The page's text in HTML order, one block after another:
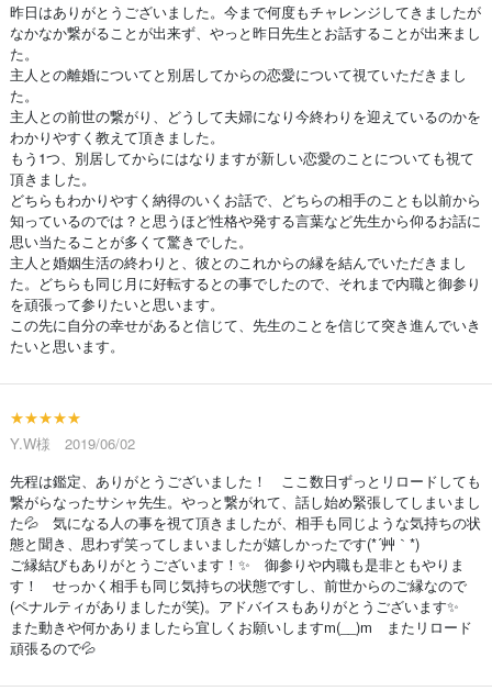
昨日はありがとうございました。今まで何度もチャレンジしてきましたが
なかなか繋がることが出来ず、やっと昨日先生とお話することが出来まし
た。
主人との離婚についてと別居してからの恋愛について視ていただきまし
た。
主人との前世の繋がり、どうして夫婦になり今終わりを迎えているのかを
わかりやすく教えて頂きました。
もう1つ、別居してからにはなりますが新しい恋愛のことについても視て
頂きました。
どちらもわかりやすく納得のいくお話で、どちらの相手のことも以前から
知っているのでは？と思うほど性格や発する言葉など先生から仰るお話に
思い当たることが多くて驚きでした。
主人と婚姻生活の終わりと、彼とのこれからの縁を結んでいただきまし
た。どちらも同じ月に好転するとの事でしたので、それまで内職と御参り
を頑張って参りたいと思います。
この先に自分の幸せがあると信じて、先生のことを信じて突き進んでいき
たいと思います。
★★★★★
Y.W様 2019/06/02
先程は鑑定、ありがとうございました！ ここ数日ずっとリロードしても
繋がらなったサシャ先生。やっと繋がれて、話し始め緊張してしまいまし
た💦 気になる人の事を視て頂きましたが、相手も同じような気持ちの状
態と聞き、思わず笑ってしまいましたが嬉しかったです(*´艸｀*)
ご縁結びもありがとうございます！✨ 御参りや内職も是非ともやりま
す！ せっかく相手も同じ気持ちの状態ですし、前世からのご縁なので
(ペナルティがありましたが笑)。アドバイスもありがとうございます✨
また動きや何かありましたら宜しくお願いしますm(__)m またリロード
頑張るので💦